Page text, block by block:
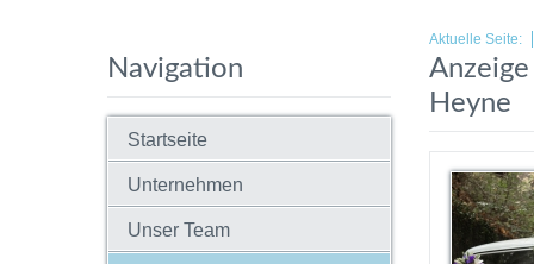
Navigation
Startseite
Unternehmen
Unser Team
Aktuelle Seite:
Heyne